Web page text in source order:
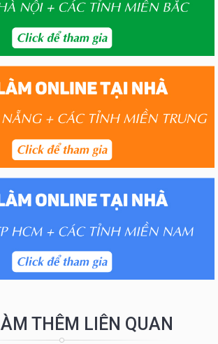
THÊM LIÊN QUAN